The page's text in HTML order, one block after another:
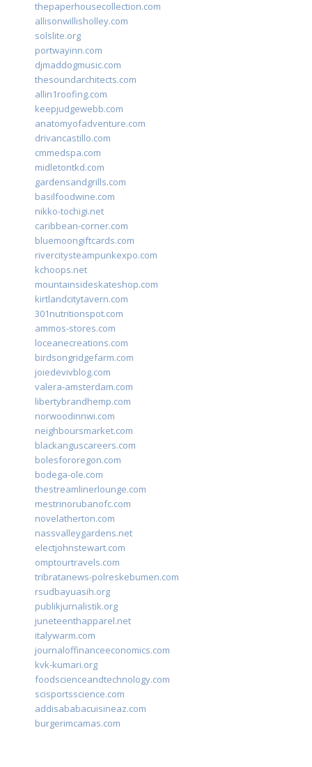
thepaperhousecollection.com
allisonwillisholley.com
solslite.org
portwayinn.com
djmaddogmusic.com
thesoundarchitects.com
allin1roofing.com
keepjudgewebb.com
anatomyofadventure.com
drivancastillo.com
cmmedspa.com
midletontkd.com
gardensandgrills.com
basilfoodwine.com
nikko-tochigi.net
caribbean-corner.com
bluemoongiftcards.com
rivercitysteampunkexpo.com
kchoops.net
mountainsideskateshop.com
kirtlandcitytavern.com
301nutritionspot.com
ammos-stores.com
loceanecreations.com
birdsongridgefarm.com
joiedevivblog.com
valera-amsterdam.com
libertybrandhemp.com
norwoodinnwi.com
neighboursmarket.com
blackanguscareers.com
bolesfororegon.com
bodega-ole.com
thestreamlinerlounge.com
mestrinorubanofc.com
novelatherton.com
nassvalleygardens.net
electjohnstewart.com
omptourtravels.com
tribratanews-polreskebumen.com
rsudbayuasih.org
publikjurnalistik.org
juneteenthapparel.net
italywarm.com
journaloffinanceeconomics.com
kvk-kumari.org
foodscienceandtechnology.com
scisportsscience.com
addisababacuisineaz.com
burgerimcamas.com